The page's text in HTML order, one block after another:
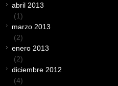
abril 2013
(1)
marzo 2013
(2)
enero 2013
(2)
diciembre 2012
(4)